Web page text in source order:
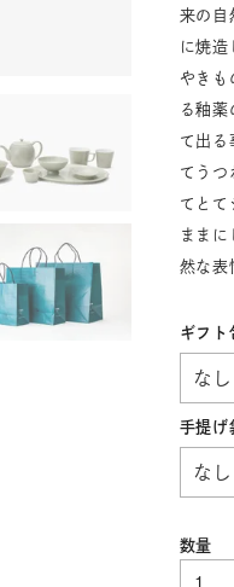
来の自
に焼造
やきも
る釉
て出る
てうつ
てとて
まま
然な表
ギフト
手提げ